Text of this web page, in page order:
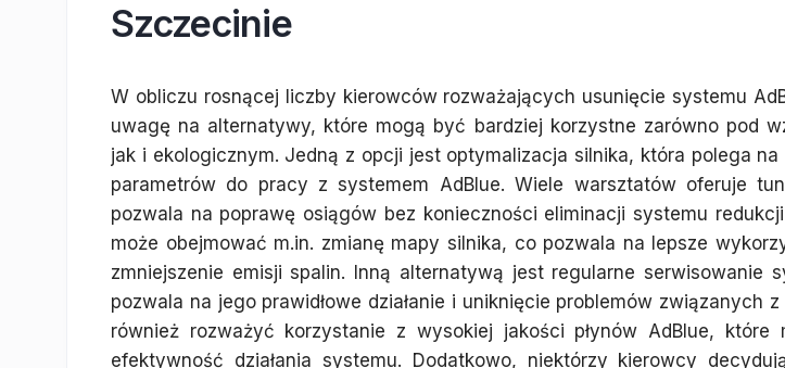
Szczecinie
W obliczu rosnącej liczby kierowców rozważających usunięcie systemu
uwagę na alternatywy, które mogą być bardziej korzystne zarówno pod
jak i ekologicznym. Jedną z opcji jest optymalizacja silnika, która polega
parametrów do pracy z systemem AdBlue. Wiele warsztatów oferuje
pozwala na poprawę osiągów bez konieczności eliminacji systemu
może obejmować m.in. zmianę mapy silnika, co pozwala na lepsze
zmniejszenie emisji spalin. Inną alternatywą jest regularne serwisowanie
pozwala na jego prawidłowe działanie i uniknięcie problemów związanych
również rozważyć korzystanie z wysokiej jakości płynów AdBlue, które
efektywność działania systemu. Dodatkowo, niektórzy kierowcy